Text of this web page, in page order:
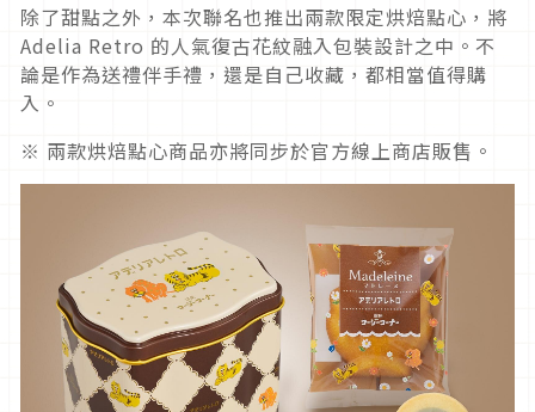
除了甜點之外，本次聯名也推出兩款限定烘焙點心，將
Adelia Retro 的人氣復古花紋融入包裝設計之中。不
論是作為送禮伴手禮，還是自己收藏，都相當值得購
入。
※ 兩款烘焙點心商品亦將同步於官方線上商店販售。